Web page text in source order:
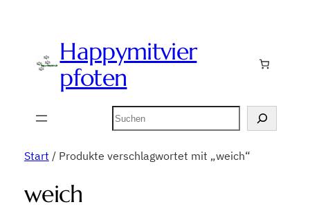
Happymitvier
pfoten
Suchen
Start / Produkte verschlagwortet mit „weich“
weich